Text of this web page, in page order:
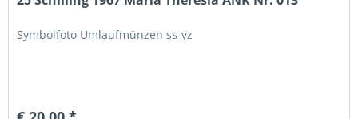
Symbolfoto Umlaufmünzen ss-vz